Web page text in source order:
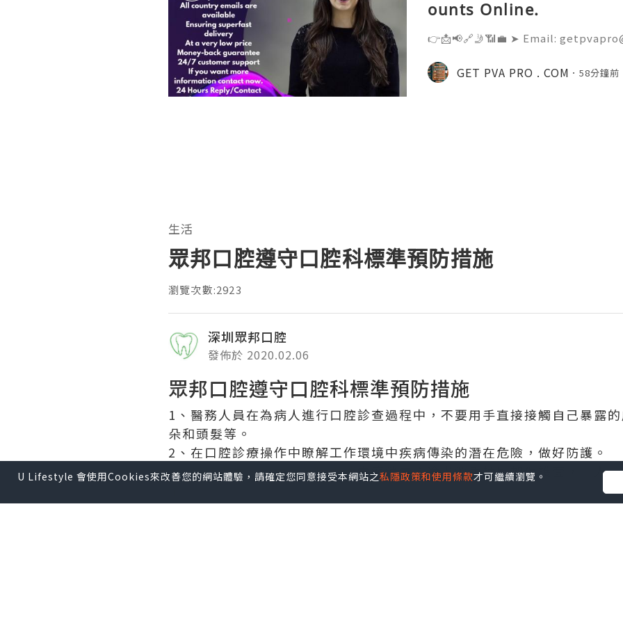
ounts Online.
👉📩📢🔗🤳📶💼 ➤ Email:
@Getpvapro 👉📩📢🔗🤳📶💼 ➤
Verified Nextdoor Accounts –
GET PVA PRO . COM 58分鐘前
生活
眾邦口腔遵守口腔科標準預防措施
瀏覽次數:2923
深圳眾邦口腔
發佈於 2020.02.06
眾邦口腔遵守口腔科標準預防措施
1、醫務人員在為病人進行口腔診查過程中，不要用手直接接觸自己暴露
朵和頭髮等。
2、在口腔診療操作中瞭解工作環境中疾病傳染的潛在危險，做好防護。
3、物體表面、地面每日應用消毒液消毒；冷光源手柄應加保護套，一人
4、使用個人保護物品如手套、口罩及手術一次性手術衣、護目鏡。戴手
U Lifestyle 會使用Cookies來改善您的網站體驗，請確定您同意接受本網站之私隱政策和使用條款才可繼續瀏覽。